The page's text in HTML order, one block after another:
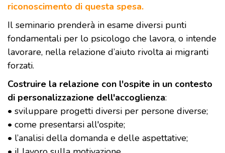
riconoscimento di questa spesa.
Il seminario prenderà in esame diversi punti
fondamentali per lo psicologo che lavora, o intende
lavorare, nella relazione d’aiuto rivolta ai migranti
forzati.
Costruire la relazione con l'ospite in un contesto
di personalizzazione dell'accoglienza:
• sviluppare progetti diversi per persone diverse;
• come presentarsi all'ospite;
• l’analisi della domanda e delle aspettative;